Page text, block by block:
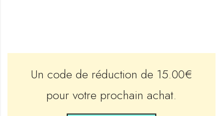
Un code de réduction de 15.00€
pour votre prochain achat.